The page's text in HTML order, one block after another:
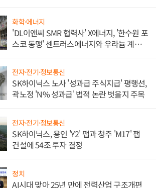
화학·에너지
'DL이앤씨 SMR 협력사' X에너지, '한수원 포
스코 동맹' 센트러스에너지와 우라늄 계약
전자·전기·정보통신
SK하이닉스 노사 '성과급 주식지급' 평행선,
곽노정 'N% 성과급' 법적 논란 벗을지 주목
전자·전기·정보통신
SK하이닉스, 용인 'Y2' 팹과 청주 'M17' 팹
건설에 54조 투자 결정
정치
AI시대 맞아 25년 만에 전력산업 구조개편